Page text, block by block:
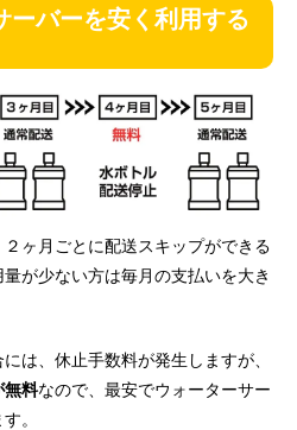
ーバーを安く利用する
ヶ月ごとに配送スキップができる
が少ない方は毎月の支払いを大き
は、休止手数料が発生しますが、
無料なので、最安でウォーターサー
。